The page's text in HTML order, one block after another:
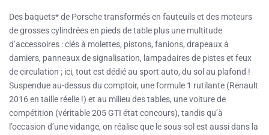
Des baquets* de Porsche transformés en fauteuils et des moteurs
de grosses cylindrées en pieds de table plus une multitude
d’accessoires : clés à molettes, pistons, fanions, drapeaux à
damiers, panneaux de signalisation, lampadaires de pistes et feux
de circulation ; ici, tout est dédié au sport auto, du sol au plafond !
Suspendue au-dessus du comptoir, une formule 1 rutilante (Renault
2016 en taille réelle !) et au milieu des tables, une voiture de
compétition (véritable 205 GTI état concours), tandis qu’à
l’occasion d’une vidange, on réalise que le sous-sol est aussi dans la